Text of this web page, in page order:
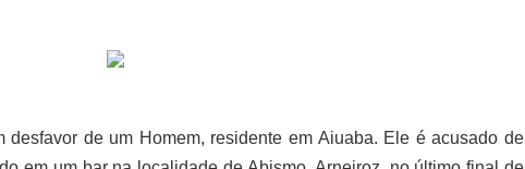
desfavor de um Homem, residente em Aiuaba. Ele é acusado de